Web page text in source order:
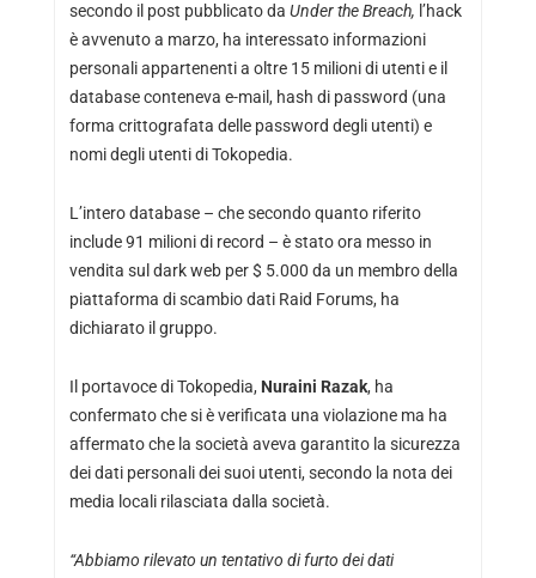
secondo il post pubblicato da Under the Breach, l’hack
è avvenuto a marzo, ha interessato informazioni
personali appartenenti a oltre 15 milioni di utenti e il
database conteneva e-mail, hash di password (una
forma crittografata delle password degli utenti) e
nomi degli utenti di Tokopedia.
L’intero database – che secondo quanto riferito
include 91 milioni di record – è stato ora messo in
vendita sul dark web per $ 5.000 da un membro della
piattaforma di scambio dati Raid Forums, ha
dichiarato il gruppo.
Il portavoce di Tokopedia, Nuraini Razak, ha
confermato che si è verificata una violazione ma ha
affermato che la società aveva garantito la sicurezza
dei dati personali dei suoi utenti, secondo la nota dei
media locali rilasciata dalla società.
“Abbiamo rilevato un tentativo di furto dei dati